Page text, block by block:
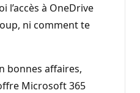
l’accès à OneDrive
ni comment te
bonnes affaires,
Microsoft 365